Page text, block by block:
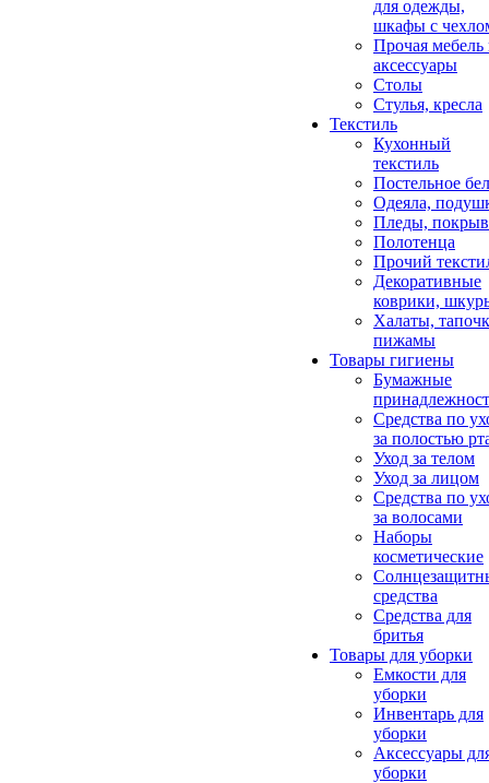
для одежды,
шкафы с
Прочая мебель
аксессуары
Столы
Стулья, кресла
Текстиль
Кухонный
текстиль
Постельное
Одеяла,
Пледы,
Полотенца
Прочий
Декоративные
коврики,
Халаты,
пижамы
Товары гигиены
Бумажные
Средства по
за полостью
Уход за телом
Уход за лицом
Средства по
за волосами
Наборы
косметические
средства
Средства для
бритья
Товары для уборки
Емкости для
уборки
Инвентарь для
уборки
Аксессуары
уборки